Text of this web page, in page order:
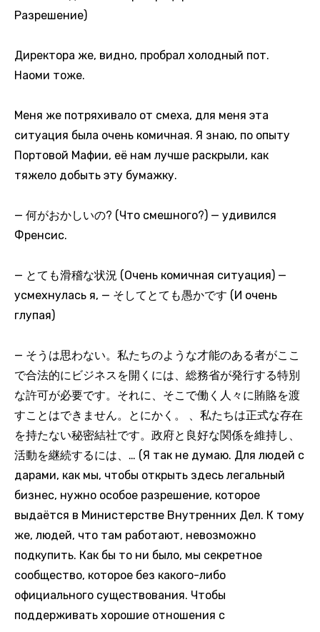
Разрешение)
Директора же, видно, пробрал холодный пот.
Наоми тоже.
Меня же потряхивало от смеха, для меня эта
ситуация была очень комичная. Я знаю, по опыту
Портовой Мафии, её нам лучше раскрыли, как
тяжело добыть эту бумажку.
— 何がおかしいの? (Что смешного?) — удивился
Френсис.
— とても滑稽な状況 (Очень комичная ситуация) —
усмехнулась я, — そしてとても愚かです (И очень
глупая)
— そうは思わない。私たちのような才能のある者がここ
で合法的にビジネスを開くには、総務省が発行する特別
な許可が必要です。それに、そこで働く人々に賄賂を渡
すことはできません。とにかく。 、私たちは正式な存在
を持たない秘密結社です。政府と良好な関係を維持し、
活動を継続するには、… (Я так не думаю. Для людей с
дарами, как мы, чтобы открыть здесь легальный
бизнес, нужно особое разрешение, которое
выдаётся в Министерстве Внутренних Дел. К тому
же, людей, что там работают, невозможно
подкупить. Как бы то ни было, мы секретное
сообщество, которое без какого-либо
официального существования. Чтобы
поддерживать хорошие отношения с